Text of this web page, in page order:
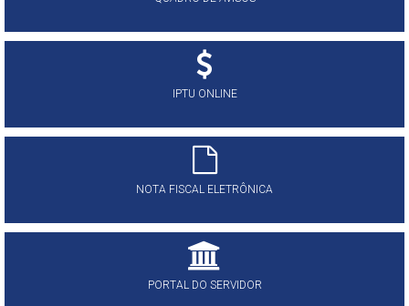
IPTU ONLINE
NOTA FISCAL ELETRÔNICA
PORTAL DO SERVIDOR